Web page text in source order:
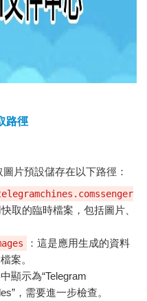
路徑
片預設儲存在以下路徑：
取的臨時檔案，包括圖片、
：這是應用生成的資料
案。
顯示為“Telegram
，需要進一步檢查。